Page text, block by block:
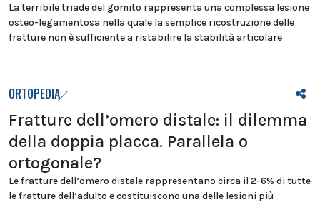
La terribile triade del gomito rappresenta una complessa lesione
osteo-legamentosa nella quale la semplice ricostruzione delle
fratture non è sufficiente a ristabilire la stabilità articolare
ORTOPEDIA
Fratture dell’omero distale: il dilemma
della doppia placca. Parallela o
ortogonale?
Le fratture dell’omero distale rappresentano circa il 2-6% di tutte
le fratture dell’adulto e costituiscono una delle lesioni più